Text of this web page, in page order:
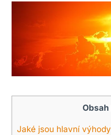
Obsah
Jaké jsou hlavní